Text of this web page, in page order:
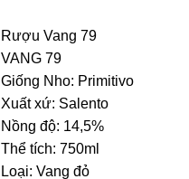
Rượu Vang 79
VANG 79
Giống Nho: Primitivo
Xuất xứ: Salento
Nồng độ: 14,5%
Thể tích: 750ml
Loại: Vang đỏ